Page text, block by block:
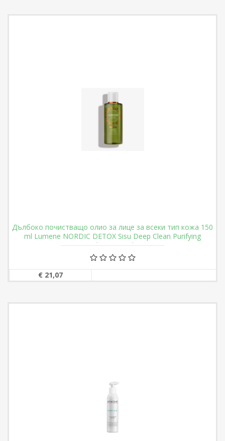
Дълбоко почистващо олио за лице за всеки тип кожа 150
ml Lumene NORDIC DETOX Sisu Deep Clean Purifying
Cleansing Oil
€ 21,07